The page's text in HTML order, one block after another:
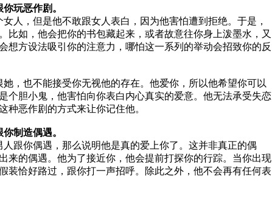
玩恶作剧。
人，但是他不敢跟女人表白，因为他害怕遭到拒绝。于是，
比如，他会把你的书包藏起来，或者故意往你身上泼墨水，又
想方设法吸引你的注意力，哪怕这一系列的举动会招致你的反
，也不能接受你无视他的存在。他爱你，所以他希望你可以
个胆小鬼，他害怕向你表白内心真实的爱意。他无法承受失恋
种恶作剧的方式来让你记住他。
制造偶遇。
跟你偶遇，那么说明他是真的爱上你了。这并非真正的偶
来的偶遇。他为了接近你，他会提前打探你的行踪。当你出现
装恰好路过，跟你打一声招呼。除此之外，他不会再有任何表